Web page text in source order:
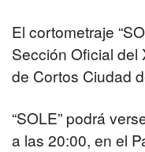
El cortometraje
Sección Oficial del
de Cortos Ciudad
“SOLE” podrá
a las 20:00, en el